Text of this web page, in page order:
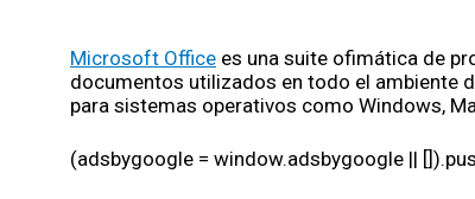
Microsoft Office es una suite ofimática de
documentos utilizados en todo el ambiente
para sistemas operativos como Windows,
(adsbygoogle = window.adsbygoogle ||